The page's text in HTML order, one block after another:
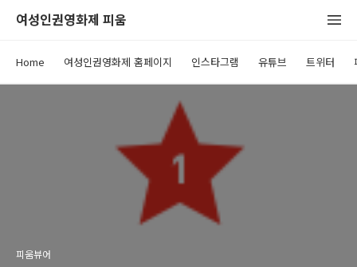
여성인권영화제 피움
Home 여성인권영화제 홈페이지 인스타그램 유튜브 트위터
피움뷰어